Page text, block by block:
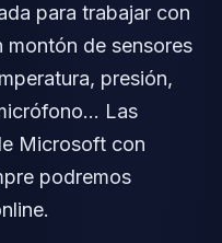
para trabajar con
montón de sensores
presión,
Las
Microsoft con
podremos